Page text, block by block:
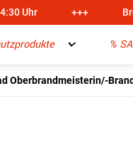
Uhr +++
%
Oberbrandmeisterin/-